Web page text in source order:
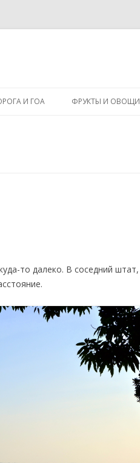
И ГОА ФРУКТЫ И ОВОЩИ
то далеко. В соседний штат,